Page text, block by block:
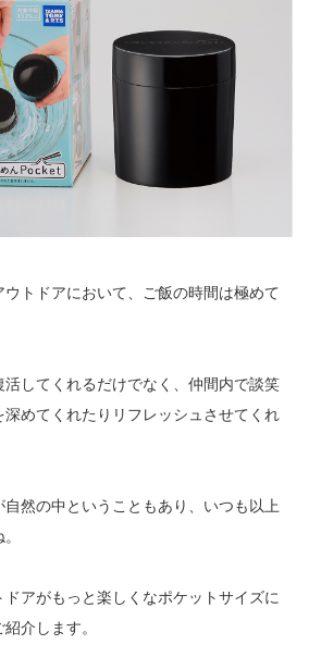
トドアにおいて、ご飯の時間は極めて
してくれるだけでなく、仲間内で談笑
深めてくれたりリフレッシュさせてくれ
然の中ということもあり、いつも以上
アがもっと楽しくなポケットサイズに
介します。